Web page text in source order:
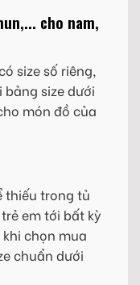
cho nam,
size số riêng,
size dưới
món đồ của
thiếu trong tủ
em tới bất kỳ
chọn mua
chuẩn dưới